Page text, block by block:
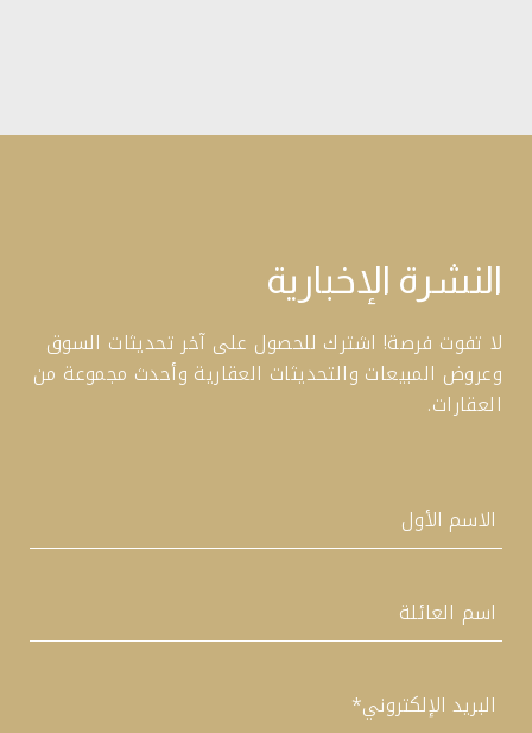
النشرة الإخبارية
لا تفوت فرصة! اشترك للحصول على آخر تحديثات السوق
وعروض المبيعات والتحديثات العقارية وأحدث مجموعة من
العقارات.
اسم
البريد
الإلكتروني *